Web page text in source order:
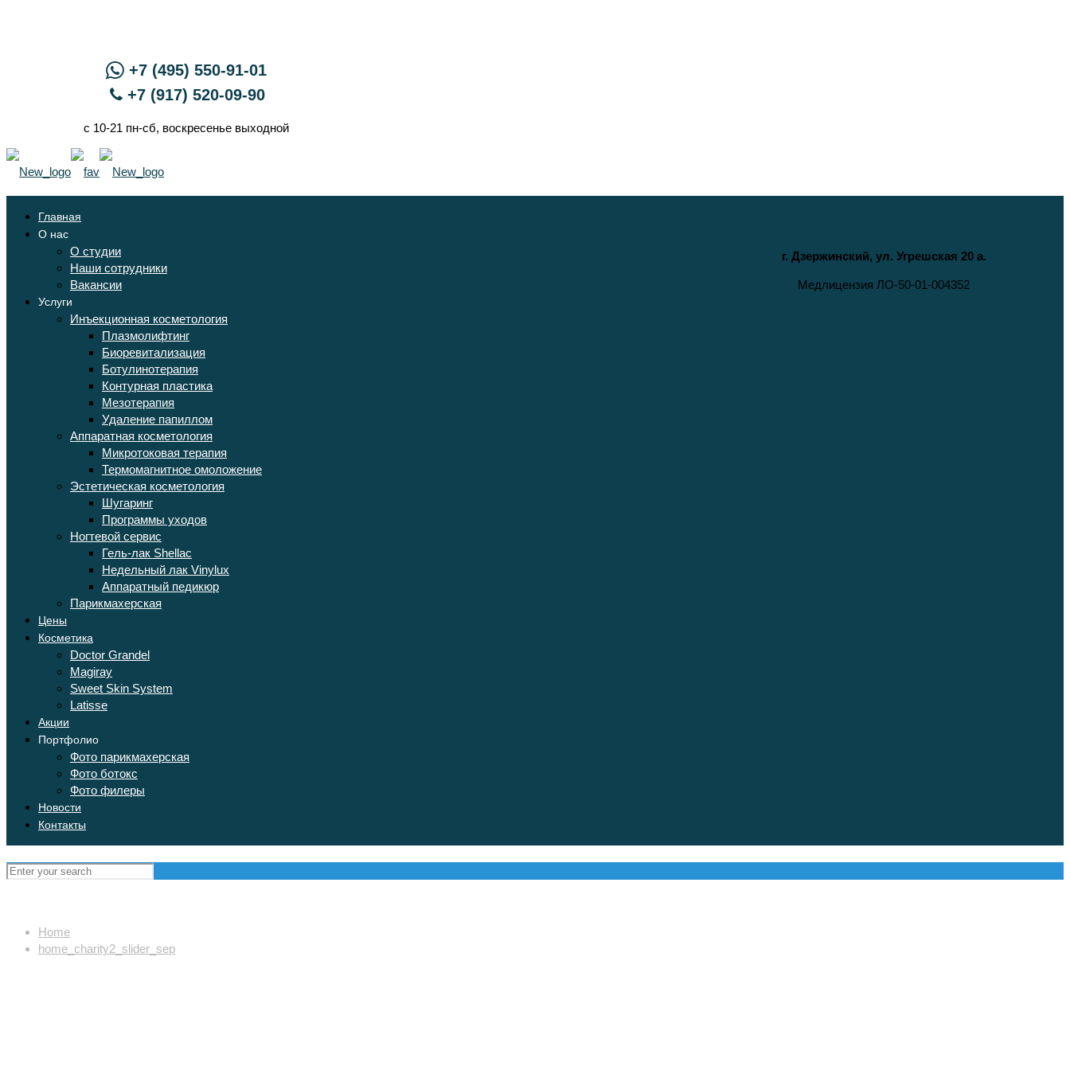
+7 (495) 550-91-01
+7 (917) 520-09-90
с 10-21 пн-сб, воскресенье выходной
г. Дзержинский, ул. Угрешская 20 а.
Медлицензия ЛО-50-01-004352
Главная
О нас
О студии
Наши сотрудники
Вакансии
Услуги
Инъекционная косметология
Плазмолифтинг
Биоревитализация
Ботулинотерапия
Контурная пластика
Мезотерапия
Удаление папиллом
Аппаратная косметология
Микротоковая терапия
Термомагнитное омоложение
Эстетическая косметология
Шугаринг
Программы уходов
Ногтевой сервис
Гель-лак Shellac
Недельный лак Vinylux
Аппаратный педикюр
Парикмахерская
Цены
Косметика
Doctor Grandel
Magiray
Sweet Skin System
Latisse
Акции
Портфолио
Фото парикмахерская
Фото ботокс
Фото филеры
Новости
Контакты
Home
home_charity2_slider_sep